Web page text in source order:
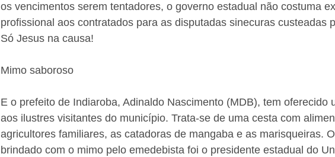
os vencimentos serem tentadores, o governo estadual não costuma
profissional aos contratados para as disputadas sinecuras custeadas
Só Jesus na causa!
Mimo saboroso
E o prefeito de Indiaroba, Adinaldo Nascimento (MDB), tem oferecido
aos ilustres visitantes do município. Trata-se de uma cesta com
agricultores familiares, as catadoras de mangaba e as marisqueiras.
brindado com o mimo pelo emedebista foi o presidente estadual do